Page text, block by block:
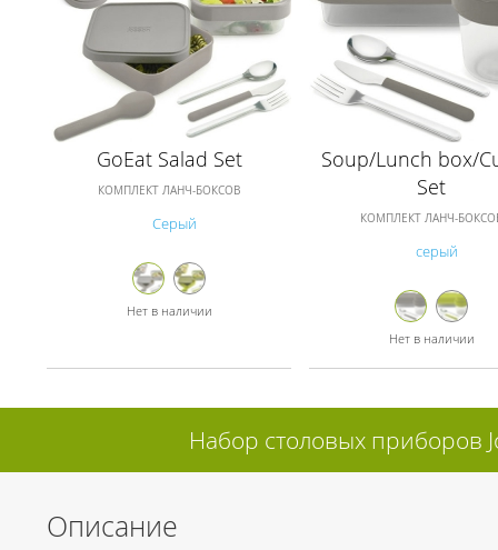
GoEat Salad Set
КОМПЛЕКТ ЛАНЧ-БОКСОВ
Серый
Нет в наличии
Soup/Lunch box/
Set
КОМПЛЕКТ ЛАНЧ-
серый
Нет в наличии
Набор столовых приборов
Описание